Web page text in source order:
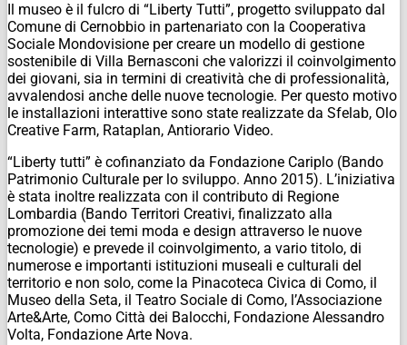
Il museo è il fulcro di “Liberty Tutti”, progetto sviluppato dal
Comune di Cernobbio in partenariato con la Cooperativa
Sociale Mondovisione per creare un modello di gestione
sostenibile di Villa Bernasconi che valorizzi il coinvolgimento
dei giovani, sia in termini di creatività che di professionalità,
avvalendosi anche delle nuove tecnologie. Per questo motivo
le installazioni interattive sono state realizzate da Sfelab, Olo
Creative Farm, Rataplan, Antiorario Video.
“Liberty tutti” è cofinanziato da Fondazione Cariplo (Bando
Patrimonio Culturale per lo sviluppo. Anno 2015). L’iniziativa
è stata inoltre realizzata con il contributo di Regione
Lombardia (Bando Territori Creativi, finalizzato alla
promozione dei temi moda e design attraverso le nuove
tecnologie) e prevede il coinvolgimento, a vario titolo, di
numerose e importanti istituzioni museali e culturali del
territorio e non solo, come la Pinacoteca Civica di Como, il
Museo della Seta, il Teatro Sociale di Como, l’Associazione
Arte&Arte, Como Città dei Balocchi, Fondazione Alessandro
Volta, Fondazione Arte Nova.